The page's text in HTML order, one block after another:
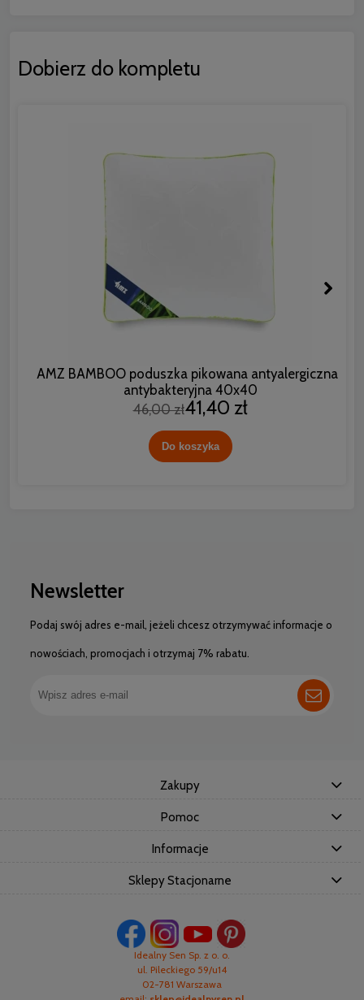
Dobierz do kompletu
AMZ BAMBOO poduszka pikowana antyalergiczna i
antybakteryjna 40x40
46,00 zł41,40 zł
Do koszyka
Newsletter
Podaj swój adres e-mail, jeżeli chcesz otrzymywać informacje o
nowościach, promocjach i otrzymaj 7% rabatu.
Zakupy
Pomoc
Informacje
Sklepy Stacjonarne
Idealny Sen Sp. z o. o.
ul. Pileckiego 59/u14
02-781 Warszawa